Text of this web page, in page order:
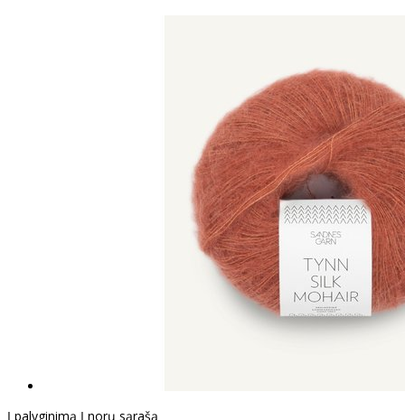
Į palyginimą Į norų sąrašą